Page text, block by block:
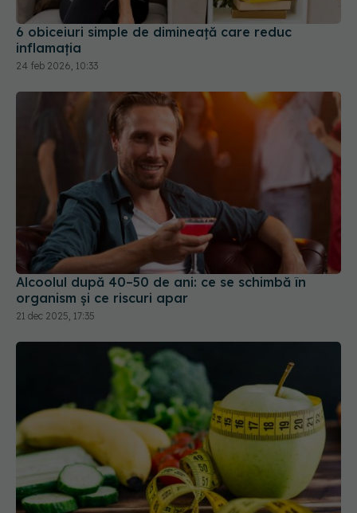
6 obiceiuri simple de dimineață care reduc
inflamația
24 feb 2026, 10:33
Alcoolul după 40–50 de ani: ce se schimbă în
organism și ce riscuri apar
21 dec 2025, 17:35